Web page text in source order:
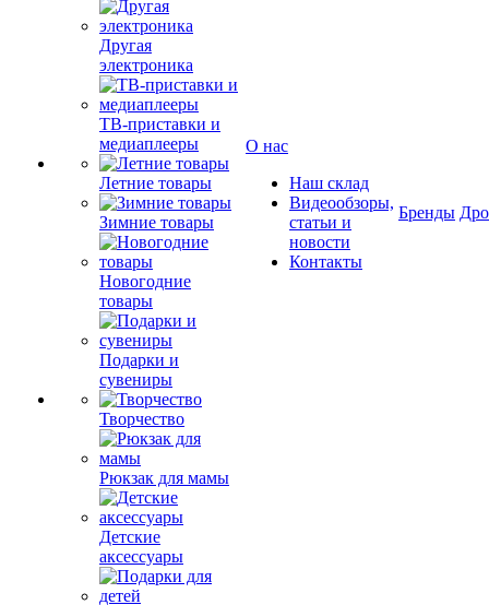
Другая
электроника
ТВ-приставки и
медиаплееры
Летние товары
Зимние товары
Новогодние
товары
Подарки и
сувениры
Творчество
Рюкзак для мамы
Детские
аксессуары
О нас
Наш склад
Видеообзоры,
статьи и
новости
Контакты
Бренды